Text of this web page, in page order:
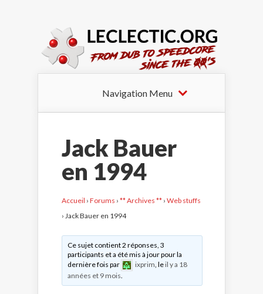
Navigation Menu
Jack Bauer
en 1994
Accueil › Forums › ** Archives ** › Web stuffs
› Jack Bauer en 1994
Ce sujet contient 2 réponses, 3
participants et a été mis à jour pour la
dernière fois par
ixprim , leil y a 18
années et 9 mois